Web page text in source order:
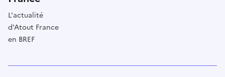
L'actualité
d'Atout France
en BREF